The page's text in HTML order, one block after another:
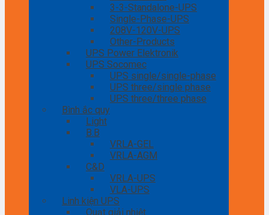
3-3-Standalone-UPS
Single-Phase-UPS
208V-120V-UPS
Other-Products
UPS Power Elektronik
UPS Socomec
UPS single/single-phase
UPS three/single phase
UPS three/three phase
Bình ắc quy
Light
B.B
VRLA-GEL
VRLA-AGM
C&D
VRLA-UPS
VLA-UPS
Linh kiện UPS
Quạt giải nhiệt